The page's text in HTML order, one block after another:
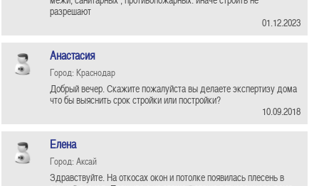
разрешают
01.12.2023
Анастасия
Город: Краснодар
Добрый вечер. Скажите пожалуйста вы делаете экспертизу дома
что бы выяснить срок стройки или постройки?
10.09.2018
Елена
Город: Аксай
Здравствуйте. На откосах окон и потолке появилась плесень в